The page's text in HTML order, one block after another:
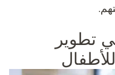
تطوير